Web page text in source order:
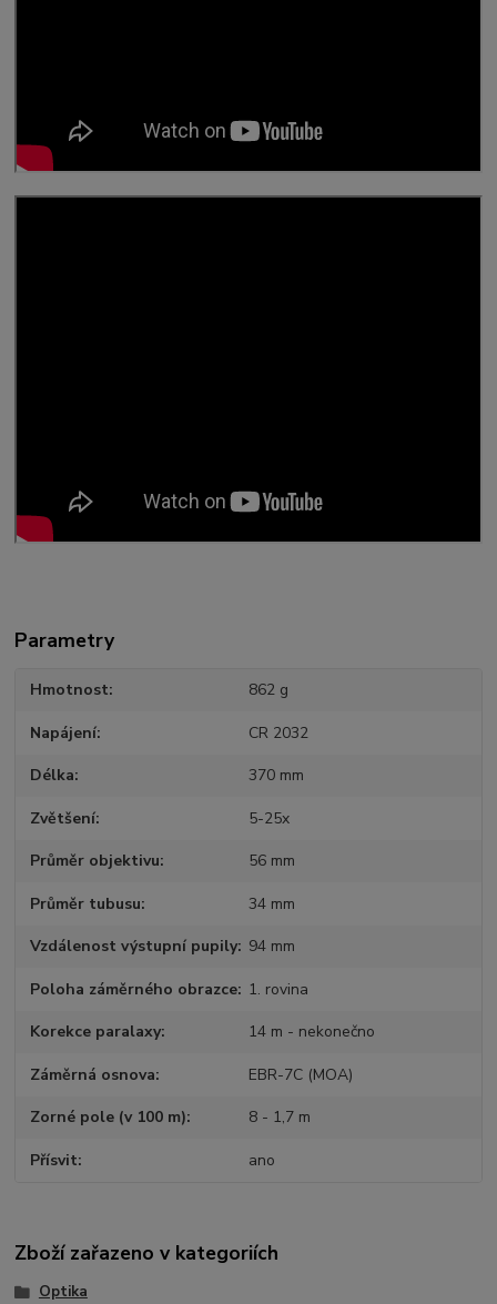
Parametry
Hmotnost 862 g
Napájení CR 2032
Délka 370 mm
Zvětšení 5-25x
Průměr objektivu 56 mm
Průměr tubusu 34 mm
Vzdálenost výstupní pupily 94 mm
Poloha záměrného obrazce 1. rovina
Korekce paralaxy 14 m - nekonečno
Záměrná osnova EBR-7C (MOA)
Zorné pole (v 100 m) 8 - 1,7 m
Přísvit ano
Zboží zařazeno v kategoriích
Optika